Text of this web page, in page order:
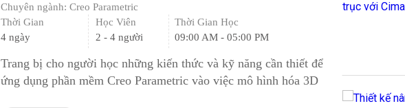
Chuyên ngành:Creo Parametric
Thời Gian
4 ngày
Học Viên
2 - 4 người
Thời Gian Học
09:00 AM - 05:00 PM
Trang bị cho người học những kiến thức và kỹ năng cần thiết để
ứng dụng phần mềm Creo Parametric vào việc mô hình hóa 3D